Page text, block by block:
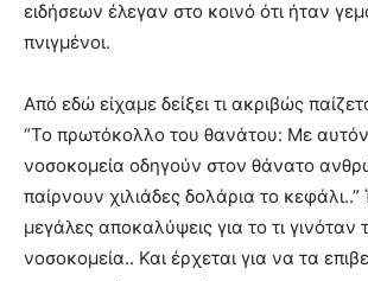
ειδήσεων έλεγαν στο κοινό ότι ήταν
πνιγμένοι.
Από εδώ είχαμε δείξει τι ακριβώς
“Το πρωτόκολλο του θανάτου: Με
νοσοκομεία οδηγούν στον θάνατο
παίρνουν χιλιάδες δολάρια το
μεγάλες αποκαλύψεις για το τι γινόταν
νοσοκομεία.. Και έρχεται για να τα